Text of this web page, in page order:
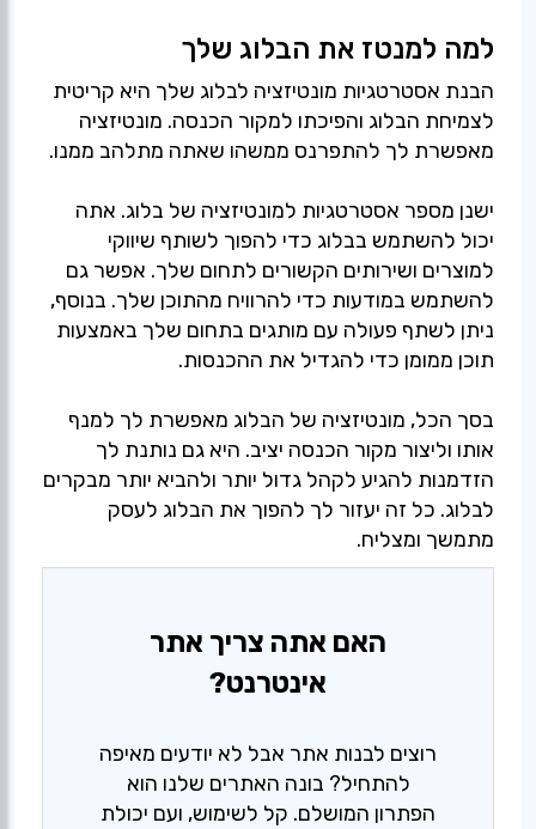
למה למנטז את הבלוג שלך
הבנת אסטרטגיות מונטיזציה לבלוג שלך היא קריטית
לצמיחת הבלוג והפיכתו למקור הכנסה. מונטיזציה
ישנן מספר אסטרטגיות למונטיזציה של בלוג. אתה
יכול להשתמש בבלוג כדי להפוך לשותף שיווקי
למוצרים ושירותים הקשורים לתחום שלך. אפשר גם
להשתמש במודעות כדי להרוויח מהתוכן שלך. בנוסף,
ניתן לשתף פעולה עם מותגים בתחום שלך באמצעות
בסך הכל, מונטיזציה של הבלוג מאפשרת לך למנף
אותו וליצור מקור הכנסה יציב. היא גם נותנת לך
הזדמנות להגיע לקהל גדול יותר ולהביא יותר מבקרים
לבלוג. כל זה יעזור לך להפוך את הבלוג לעסק
מתמשך ומצליח.
האם אתה צריך אתר
אינטרנט?
רוצים לבנות אתר אבל לא יודעים מאיפה
להתחיל? בונה האתרים שלנו הוא
הפתרון המושלם. קל לשימוש, ועם יכולת